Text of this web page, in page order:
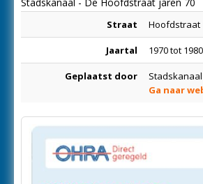
Straat Hoofdstraat
Jaartal 1970 tot 1980
Geplaatst door
Ga naar